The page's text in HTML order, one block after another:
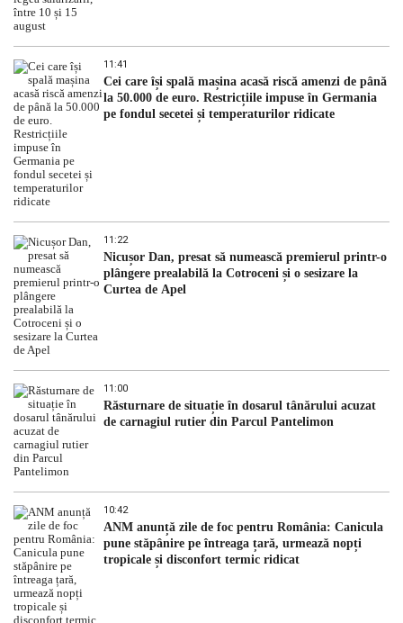
11:41
Cei care își spală mașina acasă riscă amenzi de până
la 50.000 de euro. Restricțiile impuse în Germania
pe fondul secetei și temperaturilor ridicate
11:22
Nicușor Dan, presat să numească premierul printr-o
plângere prealabilă la Cotroceni și o sesizare la
Curtea de Apel
11:00
Răsturnare de situație în dosarul tânărului acuzat
de carnagiul rutier din Parcul Pantelimon
10:42
ANM anunță zile de foc pentru România: Canicula
pune stăpânire pe întreaga țară, urmează nopți
tropicale și disconfort termic ridicat